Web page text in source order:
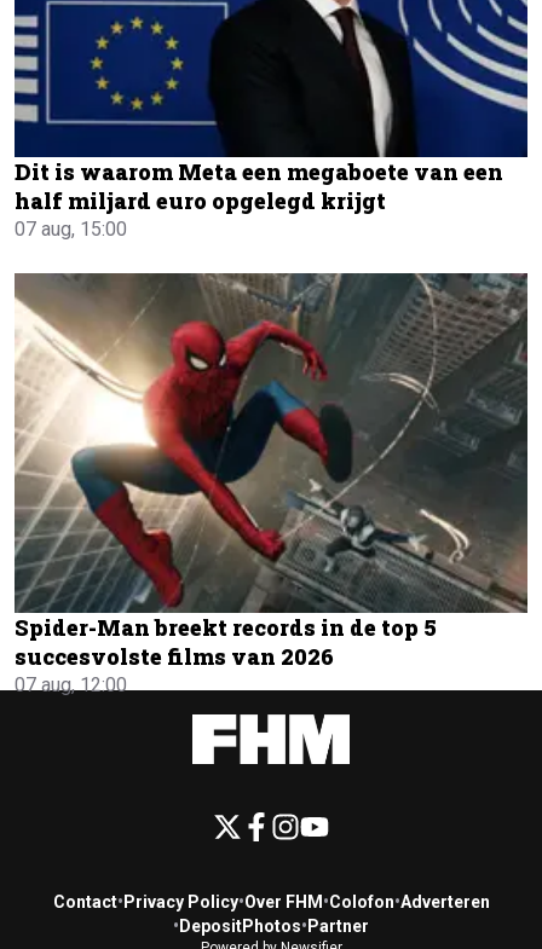
Dit is waarom Meta een megaboete van een
half miljard euro opgelegd krijgt
07 aug, 15:00
Spider-Man breekt records in de top 5
succesvolste films van 2026
07 aug, 12:00
Contact• Privacy Policy•Over FHM •Colofon•Adverteren
• DepositPhotos• Partner